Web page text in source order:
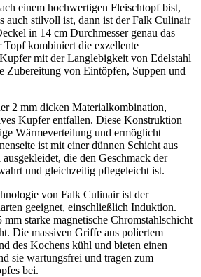
einem hochwertigen Fleischtopf bist,
auch stilvoll ist, dann ist der Falk Culinair
in 14 cm Durchmesser genau das
kombiniert die exzellente
mit der Langlebigkeit von Edelstahl
Zubereitung von Eintöpfen, Suppen und
2 mm dicken Materialkombination,
Kupfer entfallen. Diese Konstruktion
Wärmeverteilung und ermöglicht
ist mit einer dünnen Schicht aus
die den Geschmack der
und gleichzeitig pflegeleicht ist.
von Falk Culinair ist der
geeignet, einschließlich Induktion.
starke magnetische Chromstahlschicht
Die massiven Griffe aus poliertem
des Kochens kühl und bieten einen
sie wartungsfrei und tragen zum
bei.